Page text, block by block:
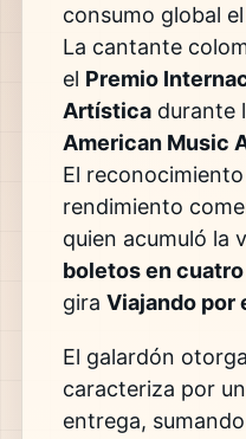
consumo global
La cantante
el Premio
Artísticadurante
American Music
El
rendimiento
quien acumuló la
boletos en
gira Viajando por
El galardón
caracteriza por
entrega,